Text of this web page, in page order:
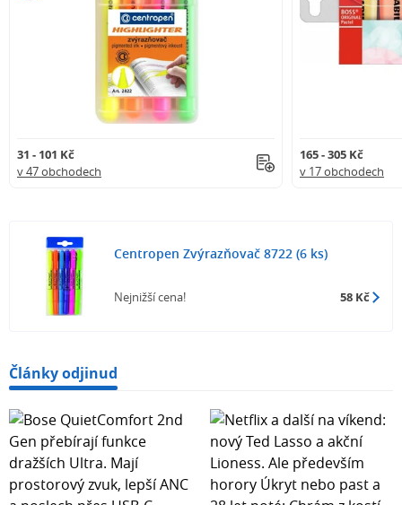
31 - 101 Kč
v 47 obchodech
165 - 305 Kč
v 17 obchodech
Centropen Zvýrazňovač 8722 (6 ks)
Nejnižší cena! 58 Kč
Články odjinud